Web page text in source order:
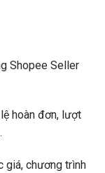
Shopee Seller
hoàn đơn, lượt
giá, chương trình